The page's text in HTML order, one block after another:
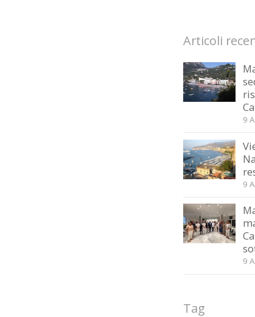
Articoli
9
9
9
Tag